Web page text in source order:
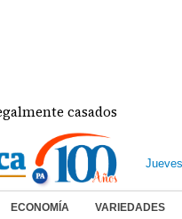
casados
ECONOMÍA VARIEDADES